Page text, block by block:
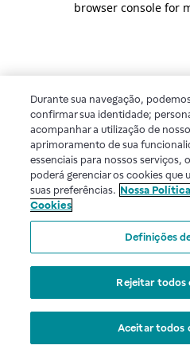
browser console for
Durante sua navegação,
confirmar sua identidade;
acompanhar a utilização de
aprimoramento de sua
essenciais para nossos serviços,
poderá gerenciar os cookies que
suas preferências. Nossa
Cookies
Definições
Rejeitar todos
Aceitar todos